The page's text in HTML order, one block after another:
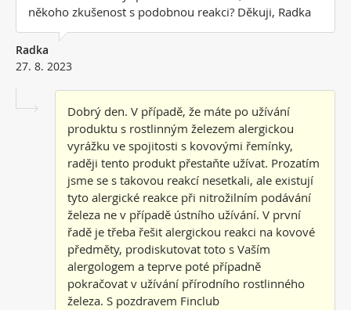
někoho zkušenost s podobnou reakci? Děkuji, Radka
Radka
27. 8. 2023
Dobrý den. V případě, že máte po užívání
produktu s rostlinným železem alergickou
vyrážku ve spojitosti s kovovými řemínky,
raději tento produkt přestaňte užívat. Prozatím
jsme se s takovou reakcí nesetkali, ale existují
tyto alergické reakce při nitrožilním podávání
železa ne v případě ústního užívání. V první
řadě je třeba řešit alergickou reakci na kovové
předměty, prodiskutovat toto s Vaším
alergologem a teprve poté případně
pokračovat v užívání přírodního rostlinného
železa. S pozdravem Finclub